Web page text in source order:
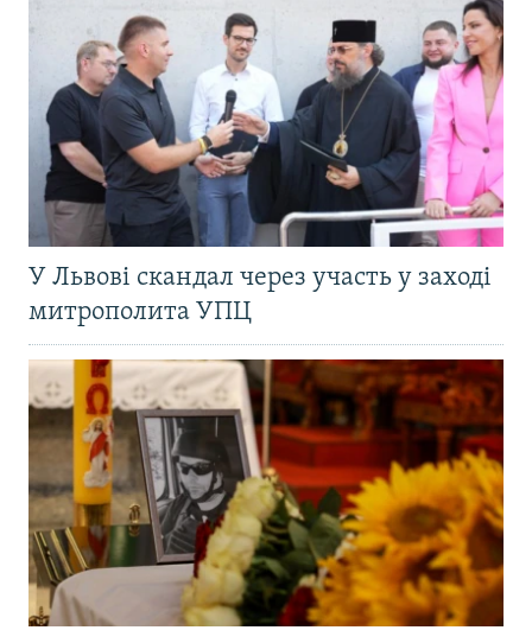
У Львові скандал через участь у заході
митрополита УПЦ